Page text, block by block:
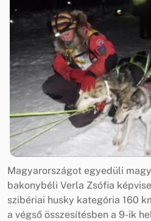
Magyarországot egyedüli
bakonybéli Verla Zsófia
szibériai husky kategória 160
a végső összesítésben a 9-ik